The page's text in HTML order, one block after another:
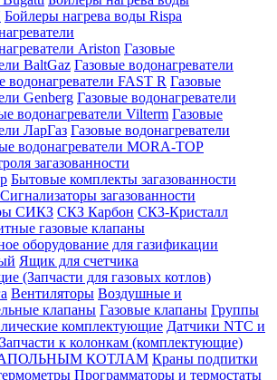
Бойлеры нагрева воды Rispa
Ariston Газовые
BaltGaz Газовые водонагреватели
водонагреватели FAST R Газовые
Genberg Газовые водонагреватели
водонагреватели Vilterm Газовые
ЛарГаз Газовые водонагреватели
водонагреватели MORA-TOP
загазованности
Бытовые комплекты загазованности
Сигнализаторы загазованности
СИКЗ СКЗ Карбон СКЗ-Кристалл
газовые клапаны
оборудование для газификации
Ящик для счетчика
(Запчасти для газовых котлов)
Вентиляторы Воздушные и
клапаны Газовые клапаны Группы
комплектующие Датчики NTC и
Запчасти к колонкам (комплектующие)
НАПОЛЬНЫМ КОТЛАМ Краны подпитки
Программаторы и термостаты